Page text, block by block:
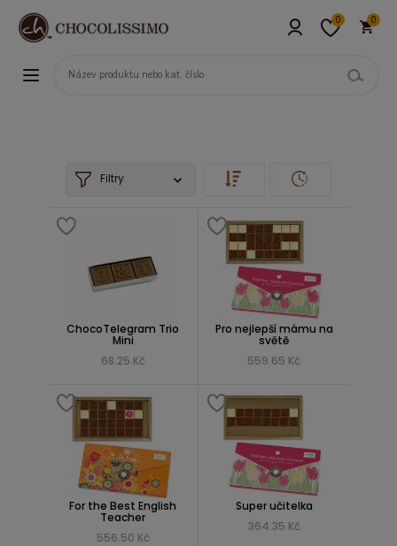
0 0
Filtry
ChocoTelegram Trio
Mini
68.25 Kč
Pro nejlepší mámu na
světě
559.65 Kč
For the Best English
Teacher
556.50 Kč
Super učitelka
364.35 Kč